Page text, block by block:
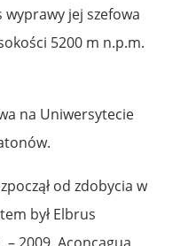
wyprawy jej szefowa
5200 m n.p.m.
na Uniwersytecie
od zdobycia w
był Elbrus